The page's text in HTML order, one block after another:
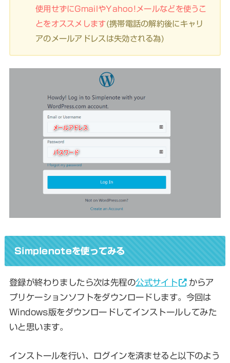
使用せずにGmailやYahoo!メールなどを使うこ
とをオススメします(携帯電話の解約後にキャリ
アのメールアドレスは失効される為)
Simplenoteを使ってみる
登録が終わりましたら次は先程の公式サイト
からア
プリケーションソフトをダウンロードします。今回は
Windows版をダウンロードしてインストールしてみた
いと思います。
インストールを行い、ログインを済ませると以下のよう